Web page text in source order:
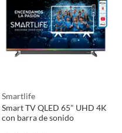
Smartlife
Smart TV QLED 65" UHD 4K
con barra de sonido